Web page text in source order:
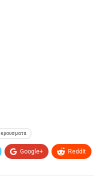
κρουσματα
Google+ ReddIt